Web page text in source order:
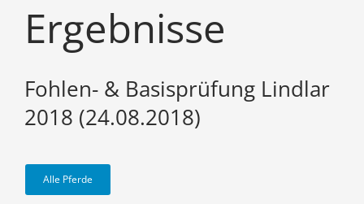
Ergebnisse
Fohlen- & Basisprüfung Lindlar
2018 (24.08.2018)
Alle Pferde